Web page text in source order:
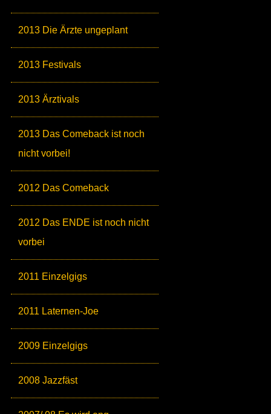
2013 Die Ärzte ungeplant
2013 Festivals
2013 Ärztivals
2013 Das Comeback ist noch
nicht vorbei!
2012 Das Comeback
2012 Das ENDE ist noch nicht
vorbei
2011 Einzelgigs
2011 Laternen-Joe
2009 Einzelgigs
2008 Jazzfäst